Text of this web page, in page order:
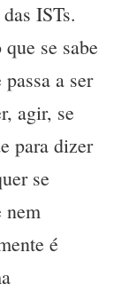
ISTs.
se sabe
a ser
agir, se
para dizer
se
nem
é